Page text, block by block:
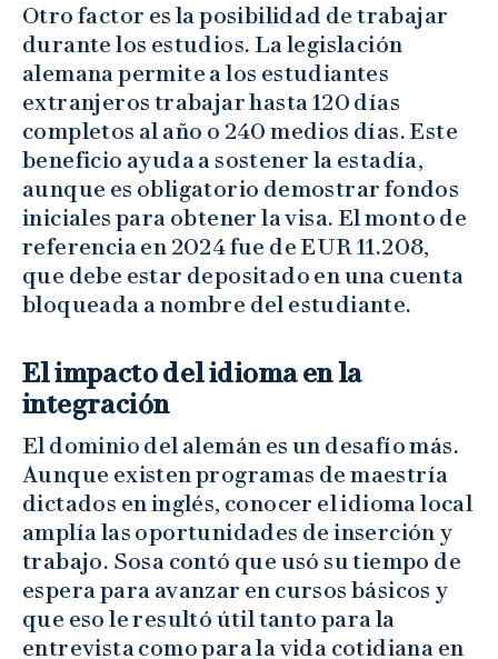
Otro factor es la posibilidad de trabajar
durante los estudios. La legislación
alemana permite a los estudiantes
extranjeros trabajar hasta 120 días
completos al año o 240 medios días. Este
beneficio ayuda a sostener la estadía,
aunque es obligatorio demostrar fondos
iniciales para obtener la visa. El monto de
referencia en 2024 fue de EUR 11.208,
que debe estar depositado en una cuenta
bloqueada a nombre del estudiante.
El impacto del idioma en la
integración
El dominio del alemán es un desafío más.
Aunque existen programas de maestría
dictados en inglés, conocer el idioma local
amplía las oportunidades de inserción y
trabajo. Sosa contó que usó su tiempo de
espera para avanzar en cursos básicos y
que eso le resultó útil tanto para la
entrevista como para la vida cotidiana en